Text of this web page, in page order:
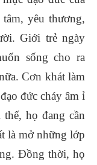
yêu thương,
Giới trẻ ngày
sống cho ra
Cơn khát làm
đức cháy âm ỉ
họ đang cần
là mở những lớp
Đồng thời, họ